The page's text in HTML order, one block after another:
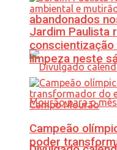
abandonados
Jardim Paulista
limpeza neste
Campeão
poder